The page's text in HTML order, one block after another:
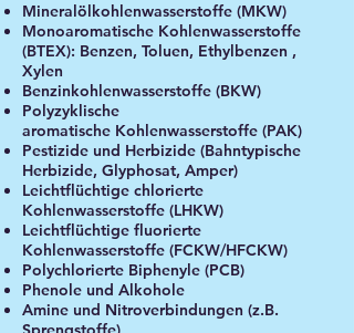
Mineralölkohlenwasserstoffe (MKW)
Monoaromatische Kohlenwasserstoffe
(BTEX): Benzen, Toluen, Ethylbenzen ,
Xylen
Benzinkohlenwasserstoffe (BKW)
Polyzyklische
aromatische Kohlenwasserstoffe (PAK)
Pestizide und Herbizide (Bahntypische
Herbizide, Glyphosat, Amper)
Leichtflüchtige chlorierte
Kohlenwasserstoffe (LHKW)
Leichtflüchtige fluorierte
Kohlenwasserstoffe (FCKW/HFCKW)
Polychlorierte Biphenyle (PCB)
Phenole und Alkohole
Amine und Nitroverbindungen (z.B.